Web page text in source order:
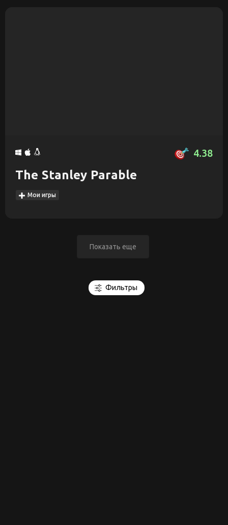
4.38
The Stanley Parable
Мои игры
Показать еще
Фильтры